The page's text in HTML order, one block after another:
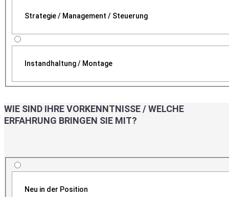
Strategie / Management / Steuerung
Instandhaltung / Montage
WIE SIND IHRE VORKENNTNISSE / WELCHE
ERFAHRUNG BRINGEN SIE MIT?
Neu in der Position